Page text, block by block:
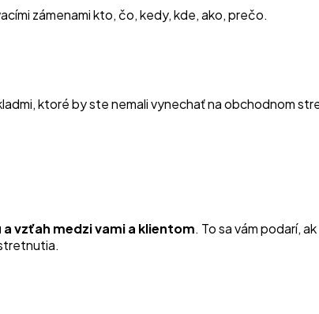
zámenami kto, čo, kedy, kde, ako, prečo.
ktoré by ste nemali vynechať na obchodnom
vzťah medzi vami a klientom. To sa vám podarí, ak